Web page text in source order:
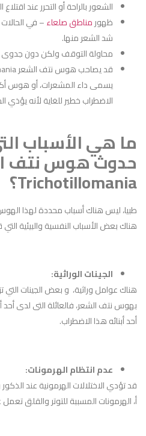
الشعور بالراحة أو التحرر عند اقتلاع
ظهورمناطق صلعاء– في
شد الشعر منها.
محاولة التوقف ولكن دون جدوى
الاضطراب خطير للغاية لأنه يؤذي
ما هي الأسباب
حدوث هوس نتف
Trichotillomania؟
طبيا، ليس هناك أسباب محددة لهذا
هناك بعض الأسباب النفسية والبيئية
الجينات الوراثية:
هناك عوامل وراثية، و بعض الجينات التي
بهوس نتف الشعر، فالعائلة التى لدى
أحد أبنائه هذا الاضطراب.
عدم انتظام الهرمونات:
قد تؤدي الاختلالات الهرمونية عند
أ، الهرمونات المسببة للتوتر والقلق